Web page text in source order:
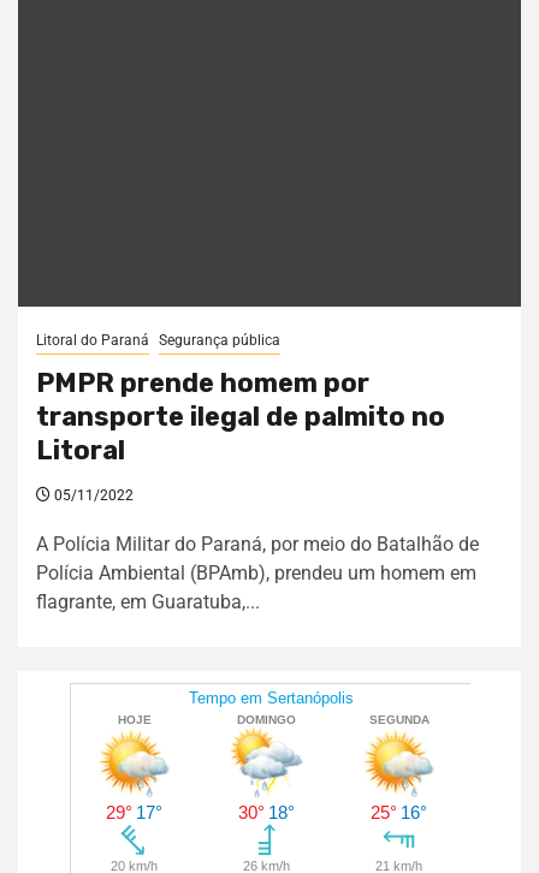
Litoral do Paraná Segurança pública
PMPR prende homem por
transporte ilegal de palmito no
Litoral
05/11/2022
A Polícia Militar do Paraná, por meio do Batalhão de
Polícia Ambiental (BPAmb), prendeu um homem em
flagrante, em Guaratuba,...